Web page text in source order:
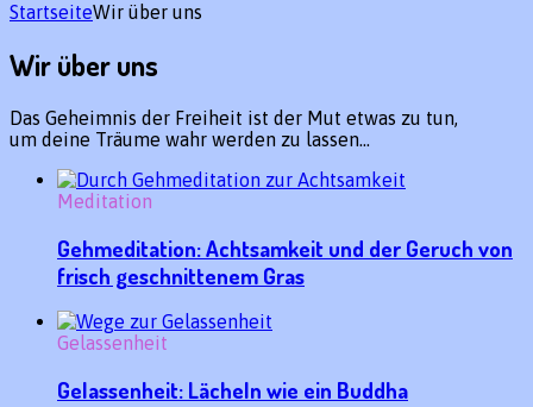
StartseiteWir über uns
Wir über uns
Das Geheimnis der Freiheit ist der Mut etwas zu tun,
um deine Träume wahr werden zu lassen…
Meditation
Gehmeditation: Achtsamkeit und der Geruch von
frisch geschnittenem Gras
Gelassenheit
Gelassenheit: Lächeln wie ein Buddha